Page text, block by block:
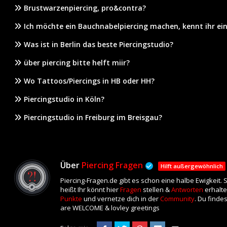
Brustwarzenpiercing, pro&contra?
Ich möchte ein Bauchnabelpiercing machen, kennt ihr
Was ist in Berlin das beste Piercingstudio?
über piercing bitte helft miir?
Wo Tattoos/Piercings in HB oder HH?
Piercingstudio in Köln?
Piercingstudio in Freiburg im Breisgau?
Über Piercing Fragen Hilft außergewöhnlich
Piercing-Fragen.de gibt es schon eine halbe
heißt Ihr könnt hierFragen stellen &Antworten
Punkte und vernetze dich in derCommunity. Du
are WELCOME & lovley greetings